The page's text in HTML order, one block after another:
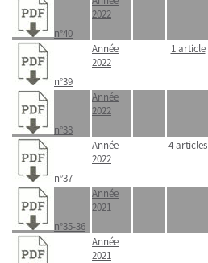
n°40
2022
n°39
Année
2022
1 article
n°38
Année
2022
n°37
Année
2022
4 articles
n°35-36
Année
2021
Année
2021